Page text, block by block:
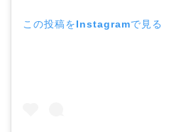
この投稿をInstagramで見る